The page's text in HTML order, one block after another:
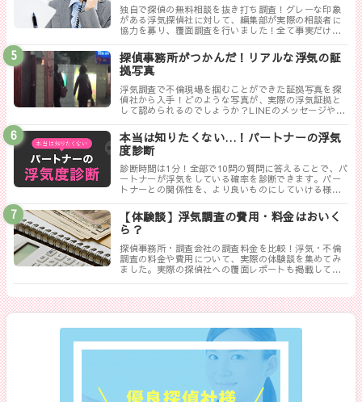
独自で探偵の無料相談を抜き打ち調査！グレーな印象
がある浮気探偵社に対して、編集部が実際の相談者に
協力を募り、覆面調査を行いました！全て事実だけ書
探偵事務所がつかんだ！リアルな浮気の証
拠写真
浮気調査で不倫現場を掴むことができた証拠写真を探
偵社から入手！どのような写真が、実際の浮気証拠と
して認められるのでしょうか？LINEのメッセージやり
写真について解説します。
本当は知りたくない…！パートナーの浮気
度診断
診断時間は1分！全部で10問の質問に答えることで、パ
ートナーが浮気をしている確率を診断できます。パー
トナーとの関係性を、より良いものにしていける様に
【体験談】浮気調査の費用・料金はおいく
ら？
探偵事務所・調査会社の調査料金を比較！浮気・不倫
調査の料金や費用について、実際の体験談を集めてみ
ました。実際の探偵社への覆面レポートも掲載してい